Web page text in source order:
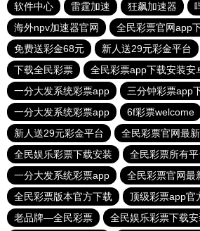
软件中心
雷霆加速 狂飙加速器
海外npv加速器官网
全民彩票官网app
免费送彩金68元
新人送29元彩金平台
下载全民彩票
全民彩票app下载安装安
一分大发系统彩票app
三分钟彩票app
一分大发系统彩票app
6f彩票welcome
新人送29元彩金平台
全民彩票官网最
全民娱乐彩票下载安装
全民彩票所有平
一分大发系统彩票app
全民彩票官网最
全民彩票版本官方下载
顶级彩票app官
老品牌—全民彩票
全民娱乐彩票下载安